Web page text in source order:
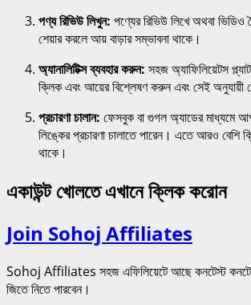
পণ্য রিভিউ লিখুন: পণ্যের রিভিউ লিখে অথবা
শেয়ার করলে আয় বাড়ার সম্ভাবনা থাকে।
অ্যানালিটিক্স ব্যবহার করুন: সহজ অ্যাফিলিয়েটস
ক্লিক এবং আয়ের বিশ্লেষণ করুন এবং সেই অনুযায়ী
প্রচারণা চালান: ফেসবুক বা গুগল অ্যাডের মাধ্যমে
লিঙ্কের প্রচারণা চালাতে পারেন। এতে আরও বেশি
থাকে।
একাউন্ট খোলতে এখানে ক্লিক করোন
Join Sohoj Affiliates
Sohoj Affiliates সহজ এফিলিয়েটে আছে কনটেস্ট
জিতে নিতে পারবেন।